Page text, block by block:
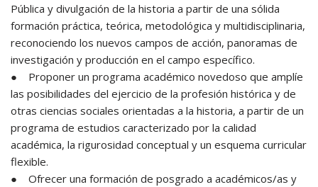
Pública y divulgación de la historia a partir de una sólida
formación práctica, teórica, metodológica y multidisciplinaria,
reconociendo los nuevos campos de acción, panoramas de
investigación y producción en el campo específico.
● Proponer un programa académico novedoso que amplíe
las posibilidades del ejercicio de la profesión histórica y de
otras ciencias sociales orientadas a la historia, a partir de un
programa de estudios caracterizado por la calidad
académica, la rigurosidad conceptual y un esquema curricular
flexible.
● Ofrecer una formación de posgrado a académicos/as y